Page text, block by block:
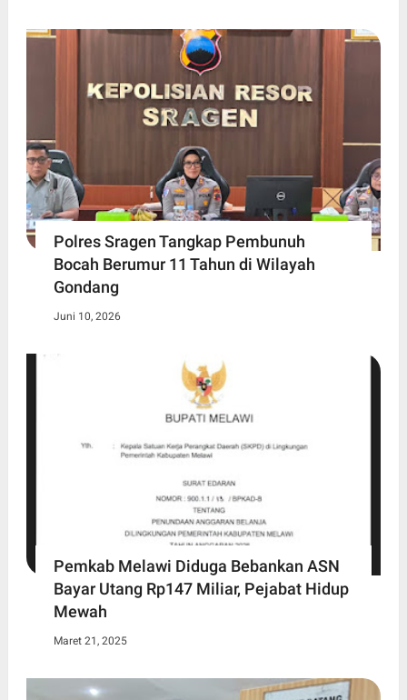
Polres Sragen Tangkap Pembunuh
Bocah Berumur 11 Tahun di Wilayah
Gondang
Juni 10, 2026
Pemkab Melawi Diduga Bebankan ASN
Bayar Utang Rp147 Miliar, Pejabat Hidup
Mewah
Maret 21, 2025